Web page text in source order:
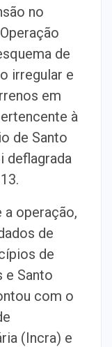
no
de
irregular e
em
à
de Santo
deflagrada
a operação,
de
de
e Santo
com o
(Incra) e